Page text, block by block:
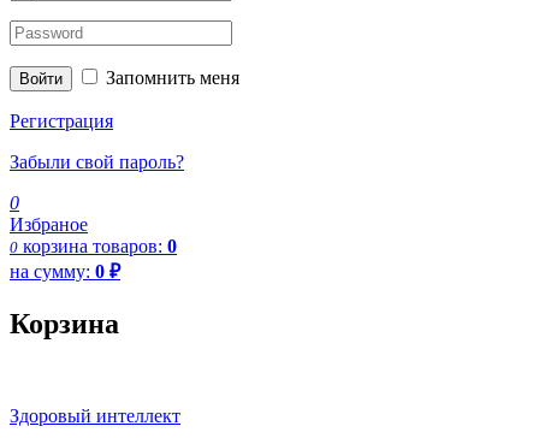
Войти Запомнить меня
Регистрация
Забыли свой пароль?
0
Избраное
0 корзина товаров: 0
на сумму: 0 ₽
Корзина
Здоровый интеллект